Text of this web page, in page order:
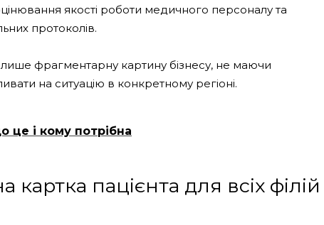
якості роботи медичного персоналу та
протоколів.
лише фрагментарну картину бізнесу, не маючи
на ситуацію в конкретному регіоні.
це і кому потрібна
пацієнта для всіх філій